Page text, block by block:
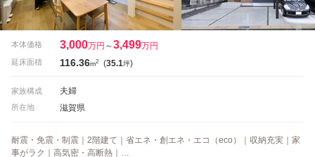
本体価格 3,000万円 ～3,499万円
延床面積 116.36m2 (35.1坪)
家族構成 夫婦
所在地 滋賀県
耐震・免震・制震｜2階建て｜省エネ・創エネ・エコ（eco）｜収納充実｜家
事がラク｜高気密・高断熱｜…